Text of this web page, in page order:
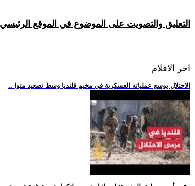
التعليق والتصويت على الموضوع في الموقع الرئيسي
اخر الافلام
.. الاحتلال يوسع عملياته العسكرية في مخيم قلنديا وسط تصعيد متوا